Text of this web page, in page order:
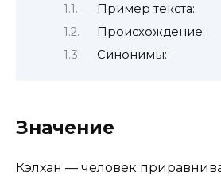
Пример текста:
Происхождение:
Синонимы:
Значение
Кэлхан — человек